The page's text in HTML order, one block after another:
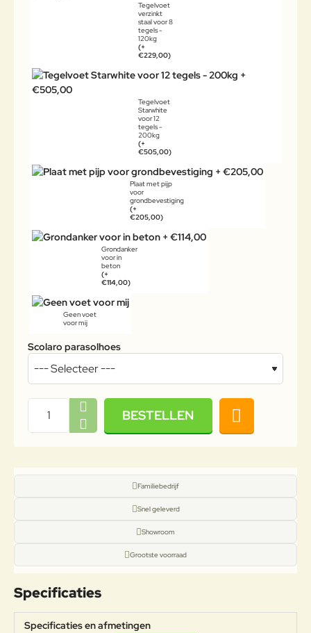
Tegelvoet
verzinkt
staal voor 8
tegels -
120kg
(+
€229,00)
Tegelvoet
Starwhite
voor 12
tegels -
200kg
(+
€505,00)
Plaat met pijp
voor
grondbevestiging
(+
€205,00)
Grondanker
voor in
beton
(+
€114,00)
Geen voet
voor mij
Scolaro parasolhoes
BESTELLEN
Familiebedrijf
Snel geleverd
Showroom
Grootste voorraad
Specificaties
Specificaties en afmetingen